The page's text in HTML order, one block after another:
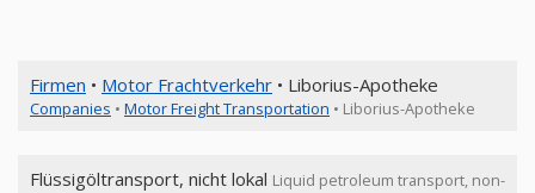
Firmen • Motor Frachtverkehr • Liborius-Apotheke
Companies • Motor Freight Transportation • Liborius-Apotheke
Flüssigöltransport, nicht lokal Liquid petroleum transport, non-